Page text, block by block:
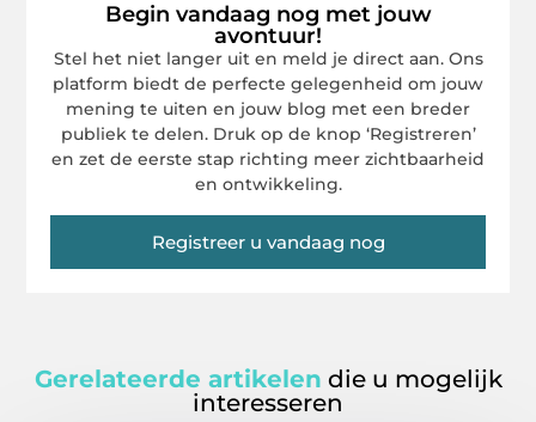
Begin vandaag nog met jouw
avontuur!
Stel het niet langer uit en meld je direct aan. Ons
platform biedt de perfecte gelegenheid om jouw
mening te uiten en jouw blog met een breder
publiek te delen. Druk op de knop ‘Registreren’
en zet de eerste stap richting meer zichtbaarheid
en ontwikkeling.
Registreer u vandaag nog
Gerelateerde artikelen die u mogelijk
interesseren